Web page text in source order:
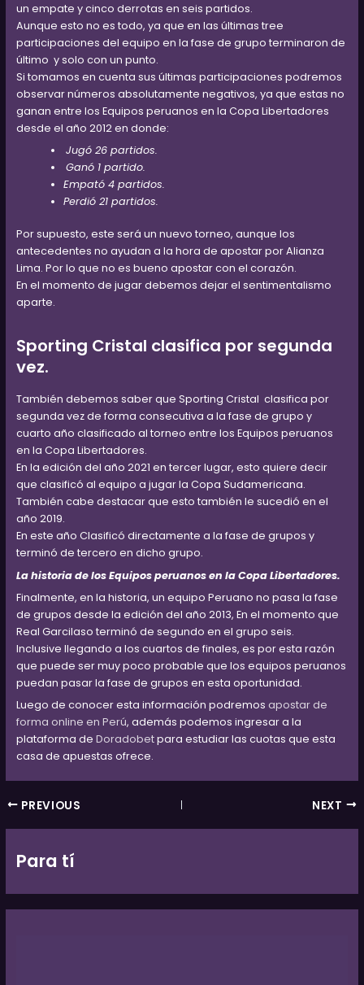
un empate y cinco derrotas en seis partidos.
Aunque esto no es todo, ya que en las últimas tree
participaciones del equipo en la fase de grupo terminaron de
último y solo con un punto.
Si tomamos en cuenta sus últimas participaciones podremos
observar números absolutamente negativos, ya que estas no
ganan entre los Equipos peruanos en la Copa Libertadores
desde el año 2012 en donde:
Jugó 26 partidos.
Ganó 1 partido.
Empató 4 partidos.
Perdió 21 partidos.
Por supuesto, este será un nuevo torneo, aunque los
antecedentes no ayudan a la hora de apostar por Alianza
Lima. Por lo que no es bueno apostar con el corazón.
En el momento de jugar debemos dejar el sentimentalismo
aparte.
Sporting Cristal clasifica por segunda
vez.
También debemos saber que Sporting Cristal clasifica por
segunda vez de forma consecutiva a la fase de grupo y
cuarto año clasificado al torneo entre los Equipos peruanos
en la Copa Libertadores.
En la edición del año 2021 en tercer lugar, esto quiere decir
que clasificó al equipo a jugar la Copa Sudamericana.
También cabe destacar que esto también le sucedió en el
año 2019.
En este año Clasificó directamente a la fase de grupos y
terminó de tercero en dicho grupo.
La historia de los Equipos peruanos en la Copa Libertadores.
Finalmente, en la historia, un equipo Peruano no pasa la fase
de grupos desde la edición del año 2013, En el momento que
Real Garcilaso terminó de segundo en el grupo seis.
Inclusive llegando a los cuartos de finales, es por esta razón
que puede ser muy poco probable que los equipos peruanos
puedan pasar la fase de grupos en esta oportunidad.
Luego de conocer esta información podremos apostar de
forma online en Perú, además podemos ingresar a la
plataforma de Doradobetpara estudiar las cuotas que esta
casa de apuestas ofrece.
PREVIOUS NEXT
Para tí